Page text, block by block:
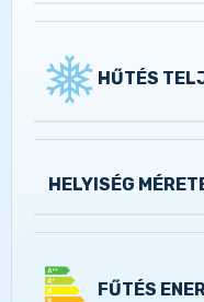
HŰTÉS
HELYISÉG
FŰTÉS